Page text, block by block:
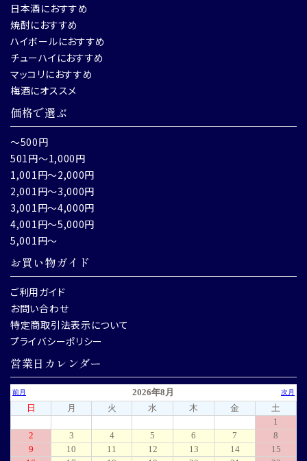
日本酒におすすめ
焼酎におすすめ
ハイボールにおすすめ
チューハイにおすすめ
マッコリにおすすめ
梅酒にオススメ
価格で選ぶ
～500円
501円～1,000円
1,001円～2,000円
2,001円～3,000円
3,001円～4,000円
4,001円～5,000円
5,001円～
お買い物ガイド
ご利用ガイド
お問い合わせ
特定商取引法表示について
プライバシーポリシー
営業日カレンダー